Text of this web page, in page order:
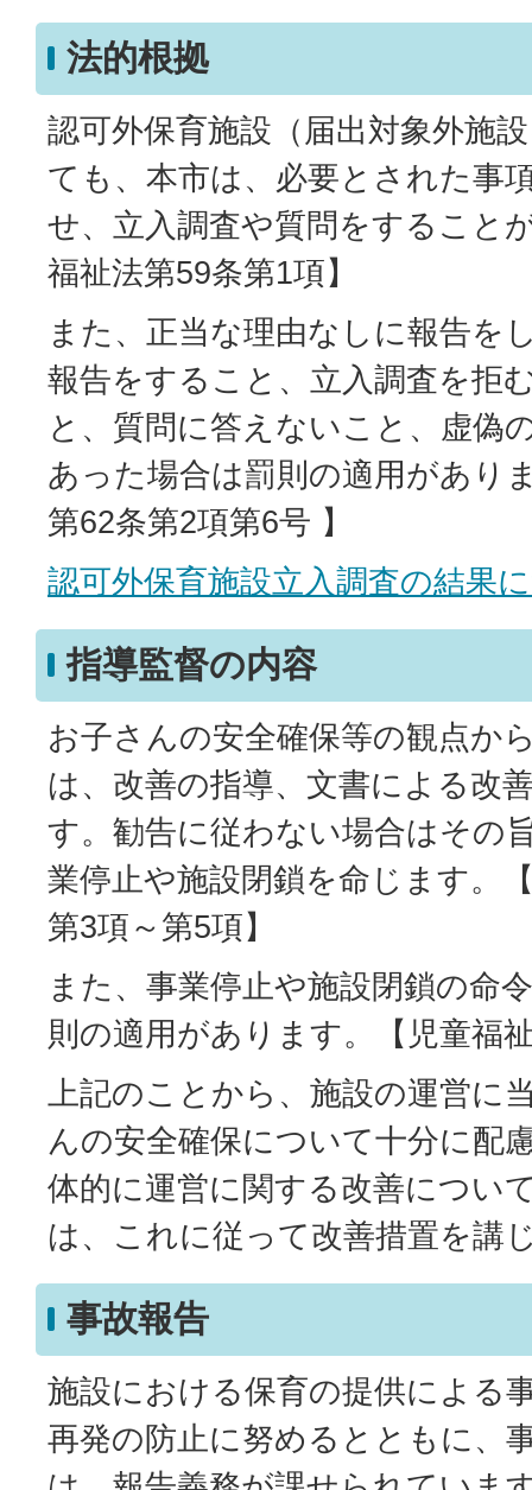
法的根拠
認可外保育施設（届出対象外施
ても、本市は、必要とされた事
せ、立入調査や質問をすること
福祉法第59条第1項】
また、正当な理由なしに報告を
報告をすること、立入調査を拒
と、質問に答えないこと、虚偽
あった場合は罰則の適用があり
第62条第2項第6号 】
認可外保育施設立入調査の結果
指導監督の内容
お子さんの安全確保等の観点か
は、改善の指導、文書による改
す。勧告に従わない場合はその
業停止や施設閉鎖を命じます。
第3項～第5項】
また、事業停止や施設閉鎖の命
則の適用があります。【児童福
上記のことから、施設の運営に
んの安全確保について十分に配
体的に運営に関する改善につい
は、これに従って改善措置を講
事故報告
施設における保育の提供による
再発の防止に努めるとともに、